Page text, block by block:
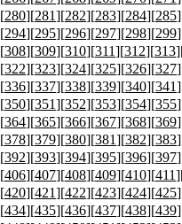
[280][281][282][283][284][285
[294][295][296][297][298][299
[308][309][310][311][312][313
[322][323][324][325][326][327
[336][337][338][339][340][341
[350][351][352][353][354][355
[364][365][366][367][368][369
[378][379][380][381][382][383
[392][393][394][395][396][397
[406][407][408][409][410][411
[420][421][422][423][424][425
[434][435][436][437][438][439